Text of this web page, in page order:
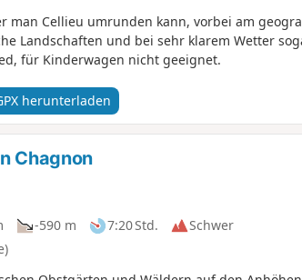
man Cellieu umrunden kann, vorbei am
Landschaften und bei sehr klarem Wetter
für Kinderwagen nicht geeignet.
herunterladen
Chagnon
-590 m 7:20 Std.
Schwer